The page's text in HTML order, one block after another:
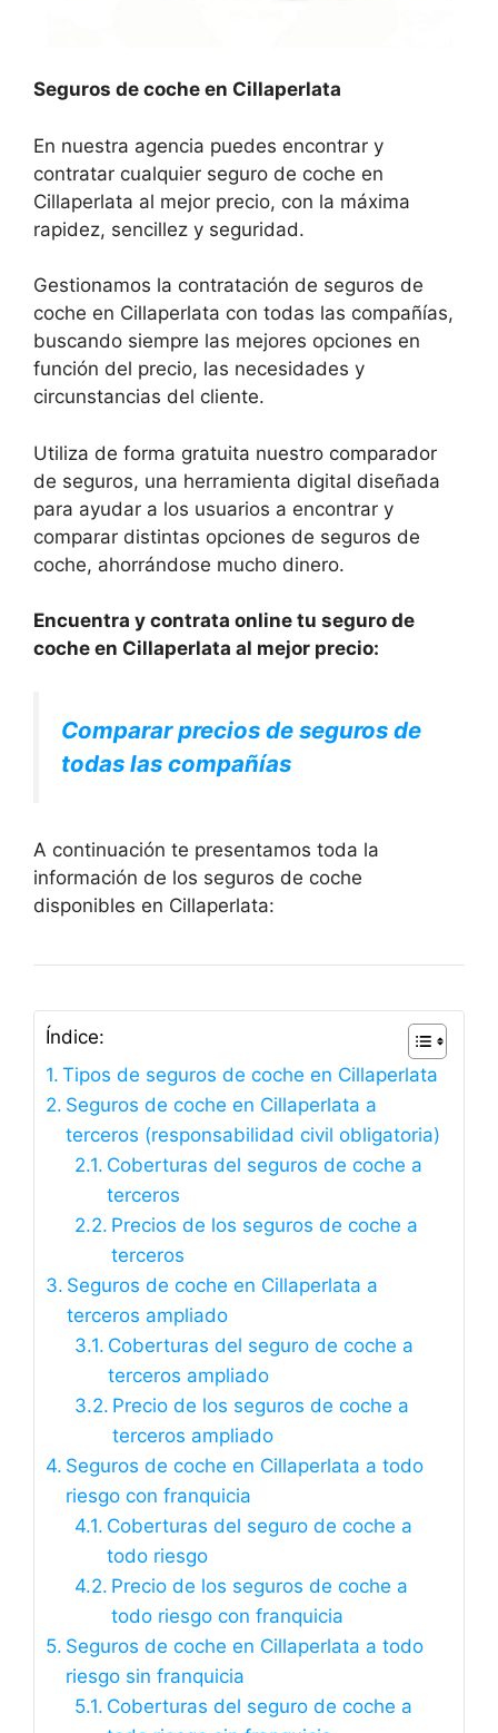
Seguros de coche en Cillaperlata
En nuestra agencia puedes encontrar y
contratar cualquier seguro de coche en
Cillaperlata al mejor precio, con la máxima
rapidez, sencillez y seguridad.
Gestionamos la contratación de seguros de
coche en Cillaperlata con todas las compañías,
buscando siempre las mejores opciones en
función del precio, las necesidades y
circunstancias del cliente.
Utiliza de forma gratuita nuestro comparador
de seguros, una herramienta digital diseñada
para ayudar a los usuarios a encontrar y
comparar distintas opciones de seguros de
coche, ahorrándose mucho dinero.
Encuentra y contrata online tu seguro de
coche en Cillaperlata al mejor precio:
Comparar precios de seguros de
todas las compañías
A continuación te presentamos toda la
información de los seguros de coche
disponibles en Cillaperlata:
Índice:
Tipos de seguros de coche en Cillaperlata
Seguros de coche en Cillaperlata a
terceros (responsabilidad civil obligatoria)
Coberturas del seguros de coche a
terceros
Precios de los seguros de coche a
terceros
Seguros de coche en Cillaperlata a
terceros ampliado
Coberturas del seguro de coche a
terceros ampliado
Precio de los seguros de coche a
terceros ampliado
Seguros de coche en Cillaperlata a todo
riesgo con franquicia
Coberturas del seguro de coche a
todo riesgo
Precio de los seguros de coche a
todo riesgo con franquicia
Seguros de coche en Cillaperlata a todo
riesgo sin franquicia
Coberturas del seguro de coche a